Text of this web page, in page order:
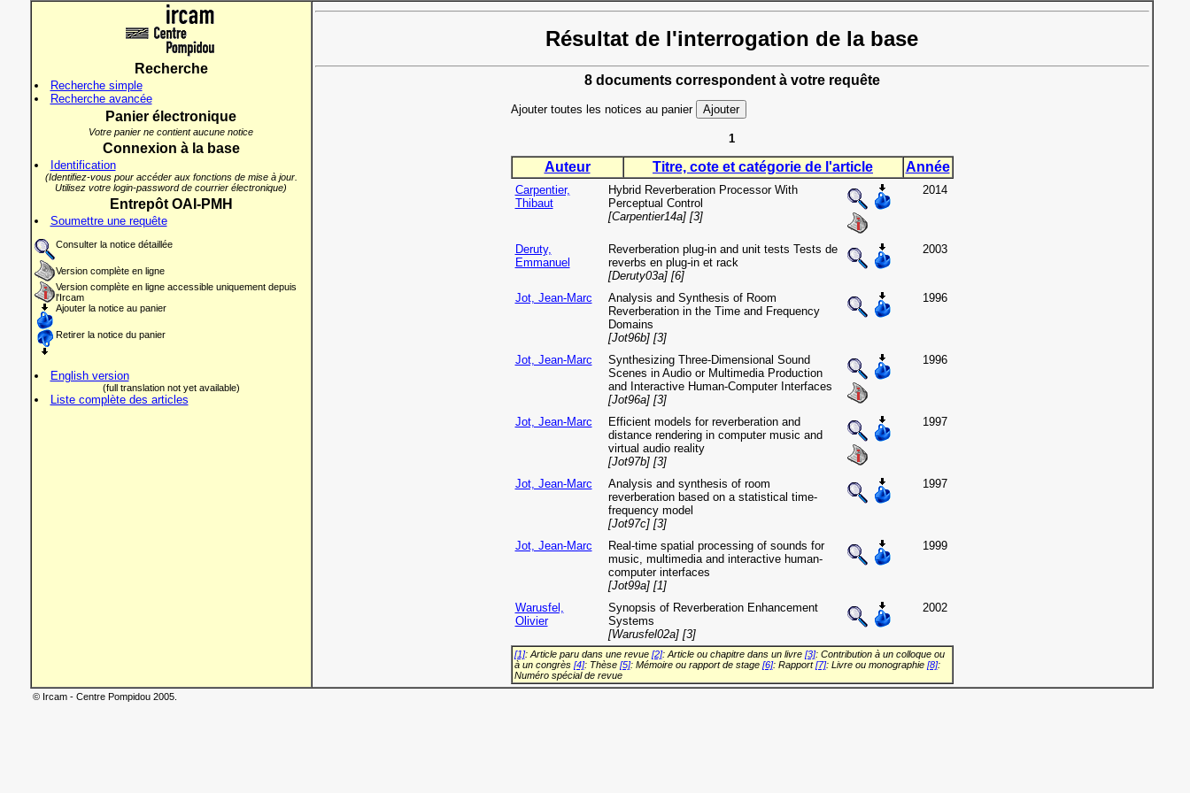
Recherche
Recherche simple
Recherche avancée
Panier électronique
Votre panier ne contient aucune notice
Connexion à la base
Identification
(Identifiez-vous pour accéder aux fonctions de mise à jour.
Utilisez votre login-password de courrier électronique)
Entrepôt OAI-PMH
Soumettre une requête
Consulter la notice détaillée
Version complète en ligne
Version complète en ligne accessible uniquement depuis
l'Ircam
Ajouter la notice au panier
Retirer la notice du panier
English version
(full translation not yet available)
Liste complète des articles
Résultat de l'interrogation de la base
8 documents correspondent à votre requête
Ajouter toutes les notices au panier
1
Auteur Titre, cote et catégorie de l'article Année
Carpentier,
Thibaut
Hybrid Reverberation Processor With
Perceptual Control
[Carpentier14a] [3]
2014
Deruty,
Emmanuel
Reverberation plug-in and unit tests Tests de
reverbs en plug-in et rack
[Deruty03a] [6]
2003
Jot, Jean-Marc
Analysis and Synthesis of Room
Reverberation in the Time and Frequency
Domains
[Jot96b] [3]
1996
Jot, Jean-Marc
Synthesizing Three-Dimensional Sound
Scenes in Audio or Multimedia Production
and Interactive Human-Computer Interfaces
[Jot96a] [3]
1996
Jot, Jean-Marc
Efficient models for reverberation and
distance rendering in computer music and
virtual audio reality
[Jot97b] [3]
1997
Jot, Jean-Marc
Analysis and synthesis of room
reverberation based on a statistical time-
frequency model
[Jot97c] [3]
1997
Jot, Jean-Marc
Real-time spatial processing of sounds for
music, multimedia and interactive human-
computer interfaces
[Jot99a] [1]
1999
Warusfel,
Olivier
Synopsis of Reverberation Enhancement
Systems
[Warusfel02a] [3]
2002
[1]: Article paru dans une revue [2]: Article ou chapitre dans un livre [3]: Contribution à un colloque ou
à un congrès [4]: Thèse [5]: Mémoire ou rapport de stage [6]: Rapport[7]: Livre ou monographie [8]:
Numéro spécial de revue
© Ircam - Centre Pompidou 2005.